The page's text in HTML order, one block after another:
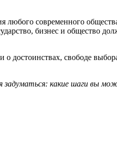
любого современного
бизнес и общество
свободе
какие шаги вы